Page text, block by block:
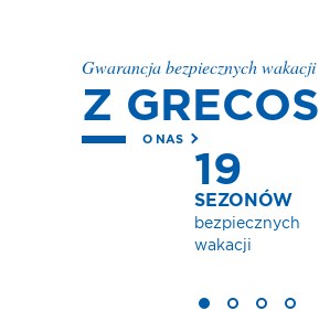
Gwarancja bezpiecznych wakacji
Z GRECOS
O NAS
19
SEZONÓW
bezpiecznych
wakacji